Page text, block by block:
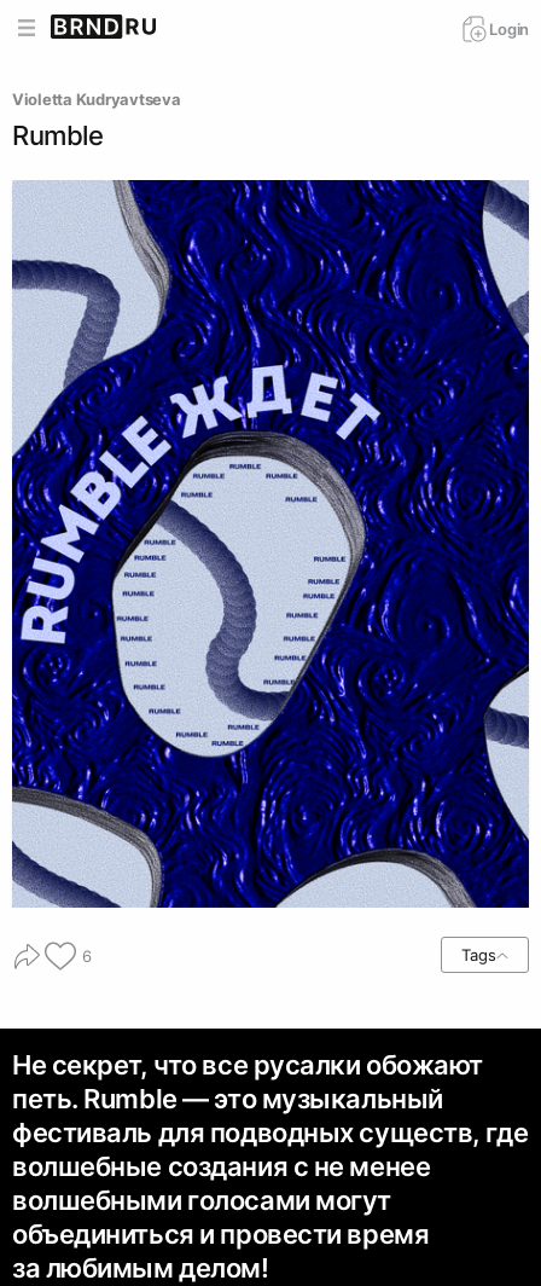
Login
Violetta Kudryavtseva
Rumble
6 Tags
Не секрет, что все русалки обожают
петь. Rumble — это музыкальный
фестиваль для подводных существ, где
волшебные создания с не менее
волшебными голосами могут
объединиться и провести время
за любимым делом!